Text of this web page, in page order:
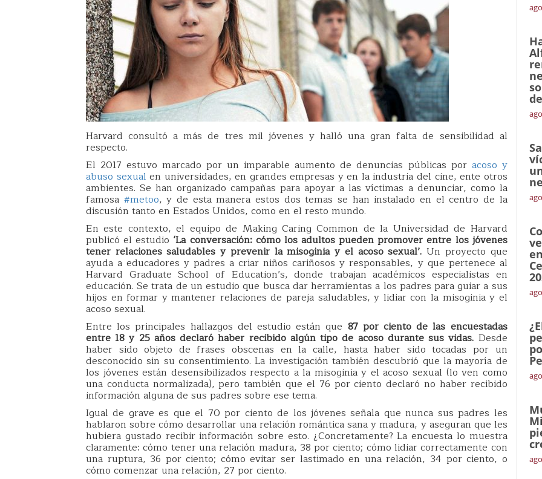
Harvard consultó a más de tres mil jóvenes y halló una gran falta de sensibilidad al
respecto.
El 2017 estuvo marcado por un imparable aumento de denuncias públicas por acoso y
abuso sexual en universidades, en grandes empresas y en la industria del cine, ente otros
ambientes. Se han organizado campañas para apoyar a las víctimas a denunciar, como la
famosa #metoo, y de esta manera estos dos temas se han instalado en el centro de la
discusión tanto en Estados Unidos, como en el resto mundo.
En este contexto, el equipo de Making Caring Common de la Universidad de Harvard
publicó el estudio ‘La conversación: cómo los adultos pueden promover entre los jóvenes
tener relaciones saludables y prevenir la misoginia y el acoso sexual’. Un proyecto que
ayuda a educadores y padres a criar niños cariñosos y responsables, y que pertenece al
Harvard Graduate School of Education’s, donde trabajan académicos especialistas en
educación. Se trata de un estudio que busca dar herramientas a los padres para guiar a sus
hijos en formar y mantener relaciones de pareja saludables, y lidiar con la misoginia y el
acoso sexual.
Entre los principales hallazgos del estudio están que 87 por ciento de las encuestadas
entre 18 y 25 años declaró haber recibido algún tipo de acoso durante sus vidas. Desde
haber sido objeto de frases obscenas en la calle, hasta haber sido tocadas por un
desconocido sin su consentimiento. La investigación también descubrió que la mayoría de
los jóvenes están desensibilizados respecto a la misoginia y el acoso sexual (lo ven como
una conducta normalizada), pero también que el 76 por ciento declaró no haber recibido
información alguna de sus padres sobre ese tema.
Igual de grave es que el 70 por ciento de los jóvenes señala que nunca sus padres les
hablaron sobre cómo desarrollar una relación romántica sana y madura, y aseguran que les
hubiera gustado recibir información sobre esto. ¿Concretamente? La encuesta lo muestra
claramente: cómo tener una relación madura, 38 por ciento; cómo lidiar correctamente con
una ruptura, 36 por ciento; cómo evitar ser lastimado en una relación, 34 por ciento, o
cómo comenzar una relación, 27 por ciento.